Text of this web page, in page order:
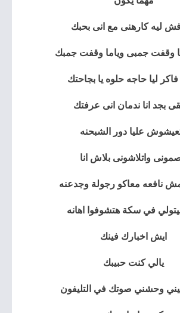
ليه كارهنى مع انى بحبك
وقفت جمبى وياما وقفت جمبك
ليا حاجه حلوه يا بجاحتك
بجد انا ندمان انى عرفتك
عليا دور الشبحنه
واتلاشونى بلاش انا
نافعه معاكو رجولة وجدعنه
في سكة هتشوفوا اهانه
ايش اخبارك فينك
يالي كنت حبيبك
وحشني صوتك في التليفون